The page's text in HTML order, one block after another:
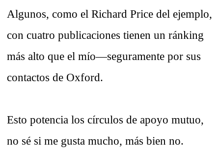
Algunos, como el Richard Price del ejemplo,
con cuatro publicaciones tienen un ránking
más alto que el mío—seguramente por sus
contactos de Oxford.
Esto potencia los círculos de apoyo mutuo,
no sé si me gusta mucho, más bien no.